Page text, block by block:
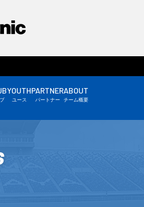
YOUTH
ユース
PARTNER
パートナー
ABOUT
チーム概要